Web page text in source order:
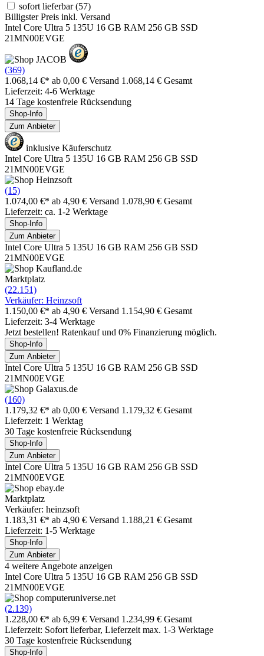
sofort lieferbar(57)
Billigster Preis inkl. Versand
Intel Core Ultra 5 135U 16 GB RAM 256 GB SSD
21MN00EVGE
(369)
1.068,14 €* ab 0,00 € Versand 1.068,14 € Gesamt
Lieferzeit: 4-6 Werktage
14 Tage kostenfreie Rücksendung
Shop-Info
Zum Anbieter
inklusive Käuferschutz
Intel Core Ultra 5 135U 16 GB RAM 256 GB SSD
21MN00EVGE
(15)
1.074,00 €* ab 4,90 € Versand 1.078,90 € Gesamt
Lieferzeit: ca. 1-2 Werktage
Shop-Info
Zum Anbieter
Intel Core Ultra 5 135U 16 GB RAM 256 GB SSD
21MN00EVGE
Marktplatz
(22.151)
Verkäufer: Heinzsoft
1.150,00 €* ab 4,90 € Versand 1.154,90 € Gesamt
Lieferzeit: 3-4 Werktage
Jetzt bestellen! Ratenkauf und 0% Finanzierung möglich.
Shop-Info
Zum Anbieter
Intel Core Ultra 5 135U 16 GB RAM 256 GB SSD
21MN00EVGE
(160)
1.179,32 €* ab 0,00 € Versand 1.179,32 € Gesamt
Lieferzeit: 1 Werktag
30 Tage kostenfreie Rücksendung
Shop-Info
Zum Anbieter
Intel Core Ultra 5 135U 16 GB RAM 256 GB SSD
21MN00EVGE
Marktplatz
Verkäufer: heinzsoft
1.183,31 €* ab 4,90 € Versand 1.188,21 € Gesamt
Lieferzeit: 1-5 Werktage
Shop-Info
Zum Anbieter
4 weitere Angebote anzeigen
Intel Core Ultra 5 135U 16 GB RAM 256 GB SSD
21MN00EVGE
(2.139)
1.228,00 €* ab 6,99 € Versand 1.234,99 € Gesamt
Lieferzeit: Sofort lieferbar, Lieferzeit max. 1-3 Werktage
30 Tage kostenfreie Rücksendung
Shop-Info